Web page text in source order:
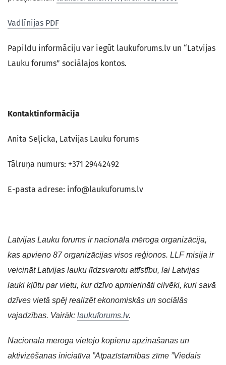
Vadlīnijas PDF
Papildu informāciju var iegūt laukuforums.lv un “Latvijas
Lauku forums” sociālajos kontos.
Kontaktinformācija
Anita Seļicka, Latvijas Lauku forums
Tālruņa numurs: +371 29442492
E-pasta adrese: info@laukuforums.lv
Latvijas Lauku forums ir nacionāla mēroga organizācija,
kas apvieno 87 organizācijas visos reģionos. LLF misija ir
veicināt Latvijas lauku līdzsvarotu attīstību, lai Latvijas
lauki kļūtu par vietu, kur dzīvo apmierināti cilvēki, kuri savā
dzīves vietā spēj realizēt ekonomiskās un sociālās
vajadzības. Vairāk: laukuforums.lv.
Nacionāla mēroga vietējo kopienu apzināšanas un
aktivizēšanas iniciatīva ”Atpazīstamības zīme ”Viedais